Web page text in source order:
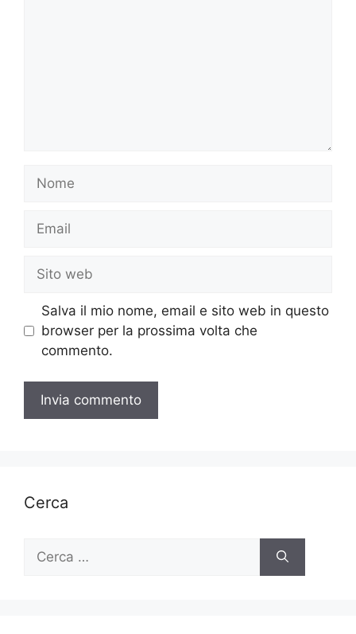
Nome
Email
Sito
web
Salva il mio nome, email e sito web in questo
browser per la prossima volta che
commento.
Cerca
per: